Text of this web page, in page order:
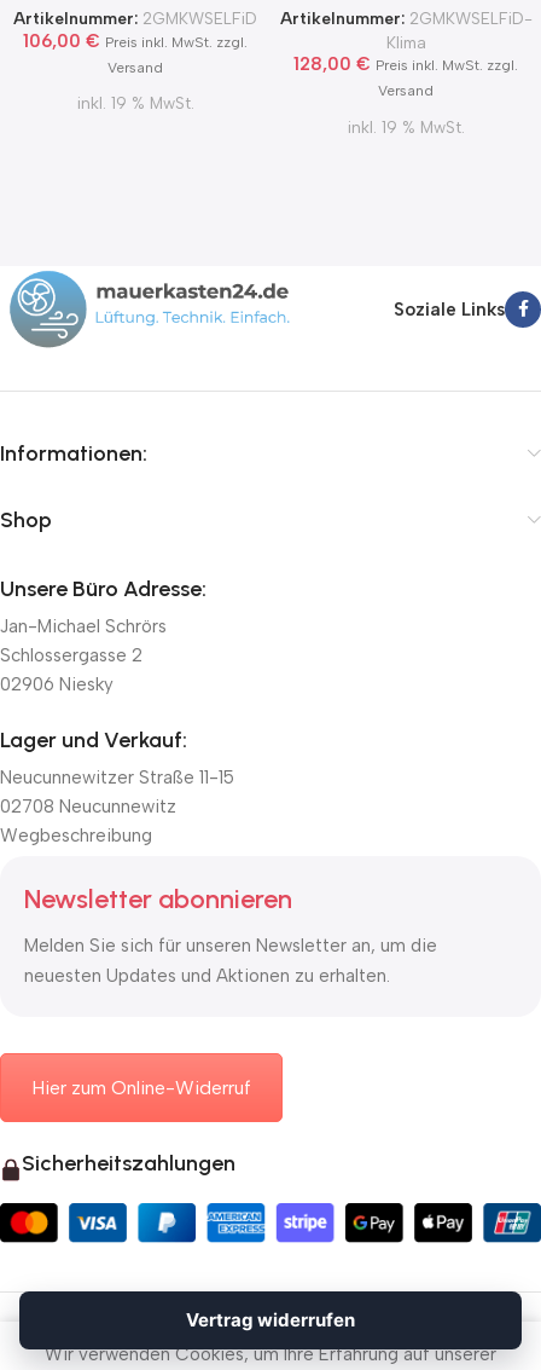
Zertifikat Ø100, 125, 150
2Grad MKWSELFiD
Artikelnummer: 2GMKWSELFiD
106,00 € Preis inkl. MwSt. zzgl.
Versand
inkl. 19 % MwSt.
MKWSELFiD
Artikelnummer: 2GMKWSELFiD-
Klima
128,00 € Preis inkl. MwSt. zzgl.
Versand
inkl. 19 % MwSt.
Soziale Links
Informationen:
Shop
Unsere Büro Adresse:
Jan-Michael Schrörs
Schlossergasse 2
02906 Niesky
Lager und Verkauf:
Neucunnewitzer Straße 11-15
02708 Neucunnewitz
Wegbeschreibung
Newsletter abonnieren
Melden Sie sich für unseren Newsletter an, um die
neuesten Updates und Aktionen zu erhalten.
Hier zum Online-Widerruf
Sicherheitszahlungen
© 2026 Mauerkasten24.de
Wir verwenden Cookies, um Ihre Erfahrung auf unserer
Vertrag widerrufen
Vertrag widerrufen